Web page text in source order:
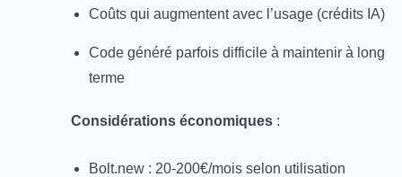
Coûts qui augmentent avec l’usage (crédits IA)
Code généré parfois difficile à maintenir à long
terme
Considérations économiques :
Bolt.new : 20-200€/mois selon utilisation